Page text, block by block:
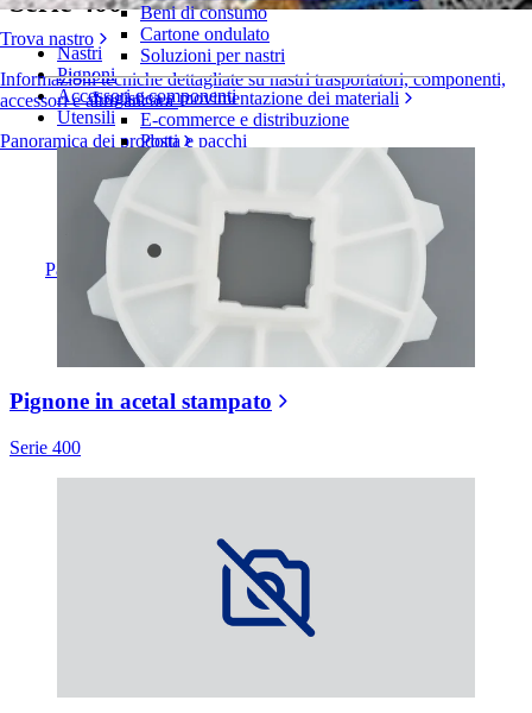
Trova nastro
Informazioni tecniche dettagliate su nastri trasportatori, componenti,
accessori e altro ancora
Panoramica dei prodotti
Beni di consumo
Cartone ondulato
Soluzioni per nastri
Logistica e movimentazione dei materiali
E-commerce e distribuzione
Posta e pacchi
Pneumatici e industria automobilistica
Industria automobilistica
Batterie EV
Industriale
Panoramica dei settori
Nastri
Pignoni
Accessori e componenti
Utensili
Pignone in acetal stampato
Serie 400